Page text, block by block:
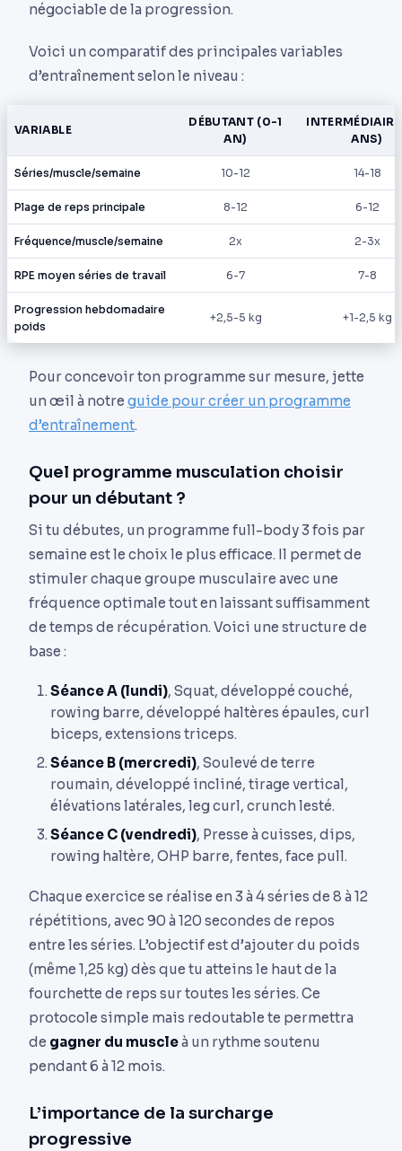
négociable de la progression.
Voici un comparatif des principales variables
d’entraînement selon le niveau :
VARIABLE
DÉBUTANT (0-1
AN)
ANS)
Séries/muscle/semaine 10-12 14-18
Plage de reps principale 8-12 6-12
Fréquence/muscle/semaine 2x 2-3x
RPE moyen séries de travail 6-7 7-8
Progression hebdomadaire
poids
+2,5-5 kg +1-2,5 kg
Pour concevoir ton programme sur mesure, jette
un œil à notre guide pour créer un programme
d’entraînement.
Quel programme musculation choisir
pour un débutant ?
Si tu débutes, un programme full-body 3 fois par
semaine est le choix le plus efficace. Il permet de
stimuler chaque groupe musculaire avec une
fréquence optimale tout en laissant suffisamment
de temps de récupération. Voici une structure de
base :
Séance A (lundi), Squat, développé couché,
rowing barre, développé haltères épaules, curl
biceps, extensions triceps.
Séance B (mercredi), Soulevé de terre
roumain, développé incliné, tirage vertical,
élévations latérales, leg curl, crunch lesté.
Séance C (vendredi), Presse à cuisses, dips,
rowing haltère, OHP barre, fentes, face pull.
Chaque exercice se réalise en 3 à 4 séries de 8 à 12
répétitions, avec 90 à 120 secondes de repos
entre les séries. L’objectif est d’ajouter du poids
(même 1,25 kg) dès que tu atteins le haut de la
fourchette de reps sur toutes les séries. Ce
protocole simple mais redoutable te permettra
de gagner du muscleà un rythme soutenu
pendant 6 à 12 mois.
L’importance de la surcharge
progressive